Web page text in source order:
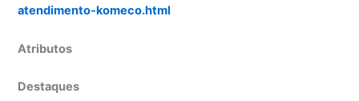
atendimento-komeco.html
Atributos
Destaques